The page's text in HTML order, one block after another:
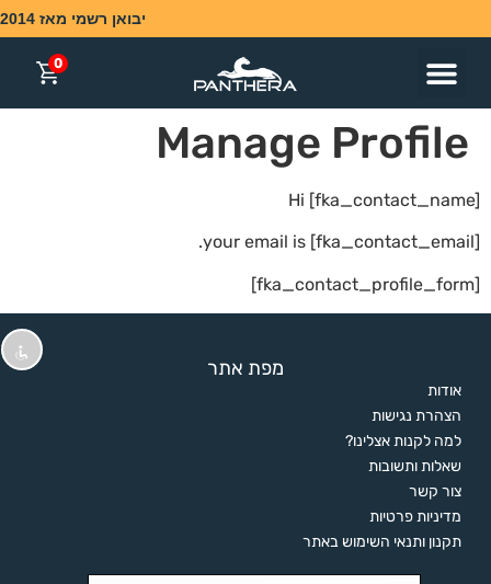
visibility_off השבת את ההבזקים
title סמן כותרות
settings צבע רקע
zoom_out זום (הקטנה)
zoom_in זום (הגדלה)
remove_circle_outline הקטנת גופן
spellcheck גופן קריא
format_underlined הוסף קו תחתון לקישורים
font_download סמן קישורים
האפשרויות
יבואן רשמי מאז 2014
0
Manage Profile
Hi [fka_contact_name]
your email is [fka_contact_email].
[fka_contact_profile_form]
מפת אתר
אודות
הצהרת נגישות
למה לקנות אצלינו?
שאלות ותשובות
צור קשר
מדיניות פרטיות
תקנון ותנאי השימוש באתר